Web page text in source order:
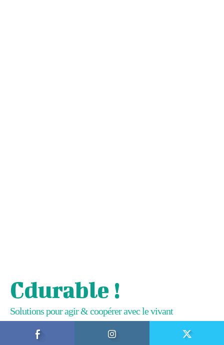
Cdurable !
Solutions pour agir & coopérer avec le vivant